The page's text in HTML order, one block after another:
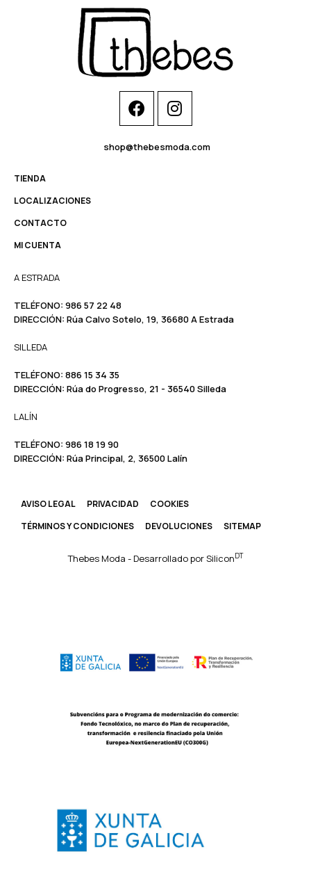
shop@thebesmoda.com
TIENDA
LOCALIZACIONES
CONTACTO
MI CUENTA
A ESTRADA
TELÉFONO: 986 57 22 48
DIRECCIÓN: Rúa Calvo Sotelo, 19, 36680 A Estrada
SILLEDA
TELÉFONO: 886 15 34 35
DIRECCIÓN: Rúa do Progresso, 21 - 36540 Silleda
LALÍN
TELÉFONO: ​​ 986 18 19 90
DIRECCIÓN: Rúa Principal, 2, 36500 Lalín
AVISO LEGAL PRIVACIDAD
COOKIES
TÉRMINOS Y CONDICIONES
DEVOLUCIONES SITEMAP
Thebes Moda - Desarrollado porSilicon DT